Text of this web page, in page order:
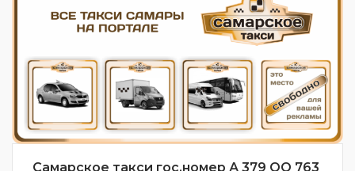
Самарское такси гос.номер А 379 ОО 763